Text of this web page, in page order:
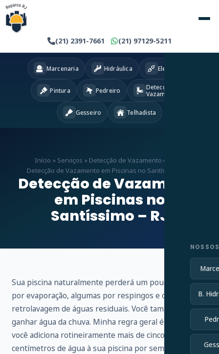
(21) 2391-7661 (21) 97129-5211
B.
Marcenaria Hidráulica Eletricista
Pintura Pedreiro
Detecção
Vazamentos
Gesseiro Telhadista
Início » Serviços » Detecção de Vazamento em RJ
Detecção de Vazamento em Piscinas no Santíssimo – RJ
Detecção de Vazamento
em Piscinas no
Santíssimo – RJ
Sua piscina naturalmente perderá um pouco de água
por evaporação, algumas por respingos e outras por
retrolavagem de águas residuais. Você também vai
ganhar água da chuva. Minha regra geral é que, se
você adiciona rotineiramente mais de cinco
centímetros de água à sua piscina por semana,